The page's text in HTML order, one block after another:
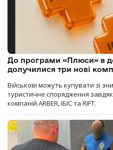
До програми «Плюси» в
долучилися три нові
Військові можуть купувати зі
туристичне спорядження
компаній ARBER, ІБІС та RIFT.